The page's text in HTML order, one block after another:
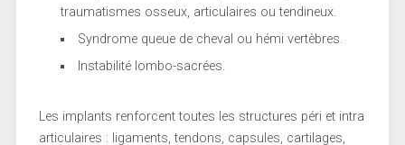
traumatismes osseux, articulaires ou tendineux.
Syndrome queue de cheval ou hémi vertèbres.
Instabilité lombo-sacrées.
Les implants renforcent toutes les structures péri et intra
articulaires : ligaments, tendons, capsules, cartilages,